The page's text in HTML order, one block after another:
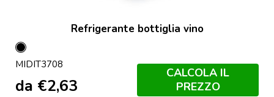
Refrigerante bottiglia vino
Nero
MIDIT3708
da €2,63
CALCOLA IL
PREZZO